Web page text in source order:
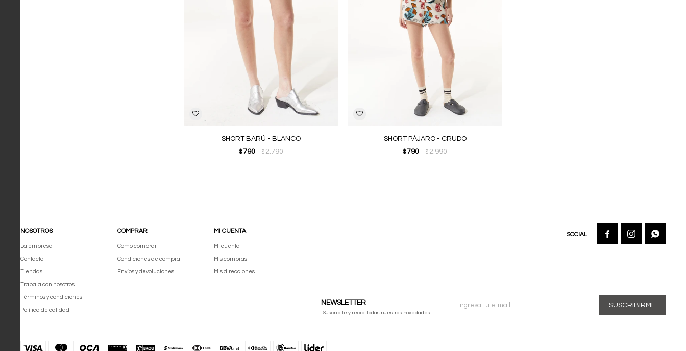
SHORT BARÚ - BLANCO
$ 790 $2.790
SHORT PÁJARO - CRUDO
$ 790 $2.990
NOSOTROS
La empresa
Contacto
Tiendas
Trabaja con nosotros
Términos y condiciones
Política de calidad
COMPRAR
Como comprar
Condiciones de compra
Envíos y devoluciones
MI CUENTA
Mi cuenta
Mis compras
Mis direcciones
NEWSLETTER
¡Suscribite y recibí todas nuestras novedades!
SUSCRIBIRME
  